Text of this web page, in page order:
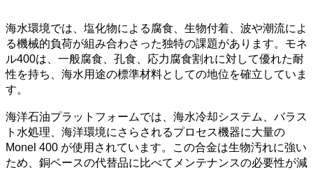
海水環境では、塩化物による腐食、生物付着、波や潮流によ
る機械的負荷が組み合わさった独特の課題があります。モネ
ル400は、一般腐食、孔食、応力腐食割れに対して優れた耐
性を持ち、海水用途の標準材料としての地位を確立していま
す。
海洋石油プラットフォームでは、海水冷却システム、バラス
ト水処理、海洋環境にさらされるプロセス機器に大量の
Monel 400 が使用されています。この合金は生物汚れに強い
ため、銅ベースの代替品に比べてメンテナンスの必要性が減